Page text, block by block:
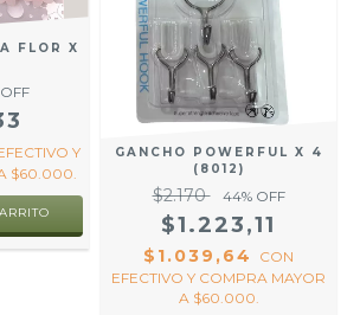
FLOR X
Y
$60.000.
GANCHO POWERFUL X 4
(8012)
$2.170 44% OFF
$1.223,11
$1.039,64
CON
EFECTIVO Y COMPRA MAYOR
A $60.000.